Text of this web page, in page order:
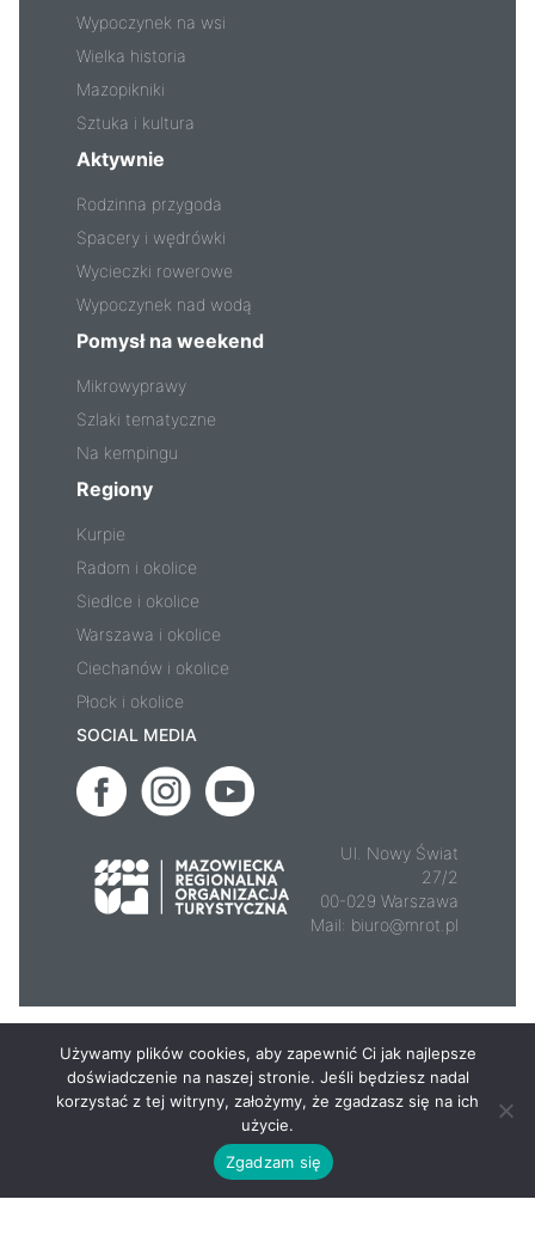
Wypoczynek na wsi
Wielka historia
Mazopikniki
Sztuka i kultura
Aktywnie
Rodzinna przygoda
Spacery i wędrówki
Wycieczki rowerowe
Wypoczynek nad wodą
Pomysł na weekend
Mikrowyprawy
Szlaki tematyczne
Na kempingu
Regiony
Kurpie
Radom i okolice
Siedlce i okolice
Warszawa i okolice
Ciechanów i okolice
Płock i okolice
SOCIAL MEDIA
Ul. Nowy Świat
27/2
00-029 Warszawa
Mail: biuro@mrot.pl
Używamy plików cookies, aby zapewnić Ci jak najlepsze
doświadczenie na naszej stronie. Jeśli będziesz nadal
korzystać z tej witryny, założymy, że zgadzasz się na ich
użycie.
Zgadzam się